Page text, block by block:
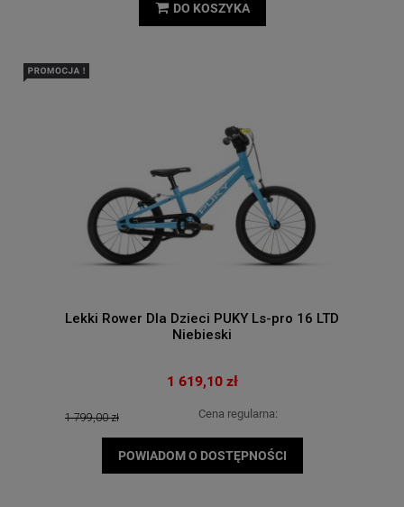
DO KOSZYKA
Lekki Rower Dla Dzieci PUKY Ls-pro 16 LTD
Niebieski
1 619,10 zł
Cena regularna:
1 799,00 zł
POWIADOM O DOSTĘPNOŚCI